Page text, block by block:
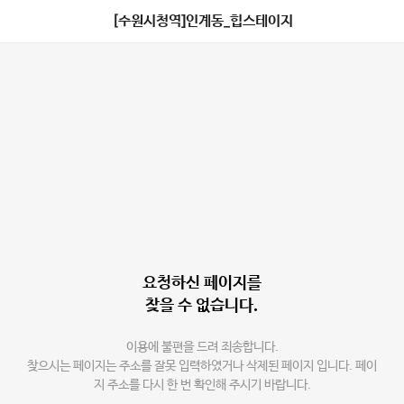
[수원시청역]인계동_힙스테이지
요청하신 페이지를
찾을 수 없습니다.
이용에 불편을 드려 죄송합니다.
찾으시는 페이지는 주소를 잘못 입력하였거나 삭제된 페이지 입니다. 페이
지 주소를 다시 한 번 확인해 주시기 바랍니다.